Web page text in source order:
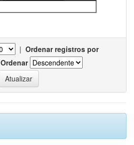
| Ordenar registros por
Ordenar